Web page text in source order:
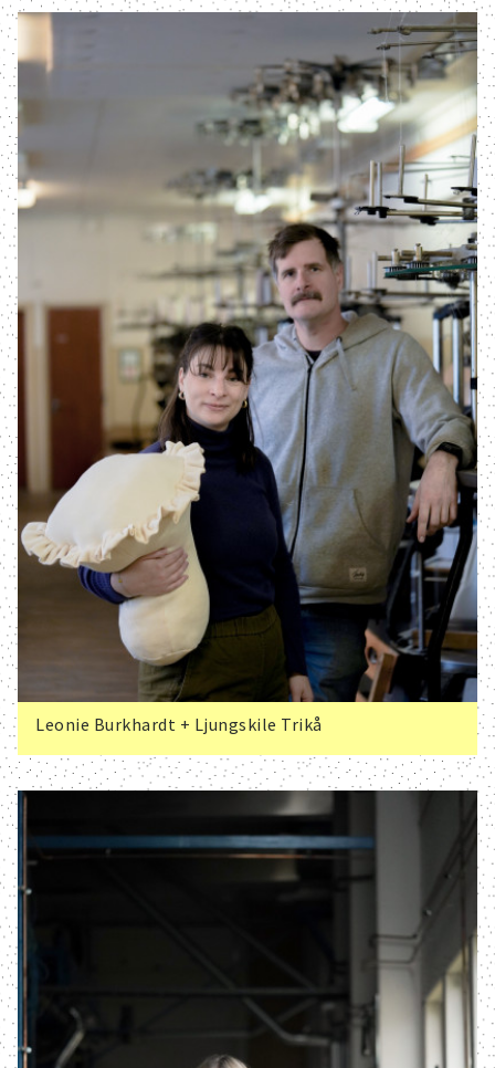
Leonie Burkhardt + Ljungskile Trikå